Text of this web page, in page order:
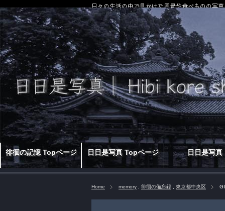
徘徊の記憶 Topページ 日日是写真 Topページ 日日是写真
日々の生活の中で見かけた風景や食べものの写
Home memory 徘徊の備忘録 東京都中央区